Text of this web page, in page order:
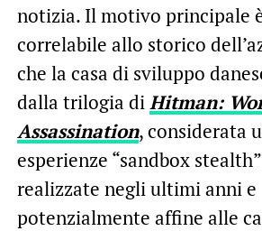
notizia. Il motivo principale
correlabile allo storico
che la casa di sviluppo
dalla trilogia diHitman:
Assassination, considerata
esperienze “sandbox
realizzate negli ultimi anni e
potenzialmente affine alle